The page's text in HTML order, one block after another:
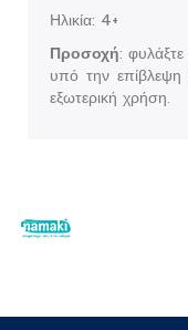
Ηλικία: 4+
Προσοχή:
υπό την επίβλεψη
εξωτερική χρήση.